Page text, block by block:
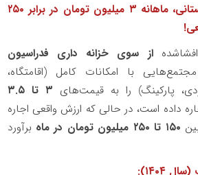
اجاره یک مجتمع کوهستانی، ماهانه ۳ میلیون تومان در برابر ۲۵۰
!
از سوی خزانه داری فدراسیون
با امکانات کامل (اقامتگاه،
پارکینگ) را به قیمت‌های ۳
تا ۳.۵
داده است، در حالی که ارزش واقعی اجاره
۱۵۰ تا ۲۵۰ میلیون تومان در ماه
برآورد
۱۴۰۴)
: